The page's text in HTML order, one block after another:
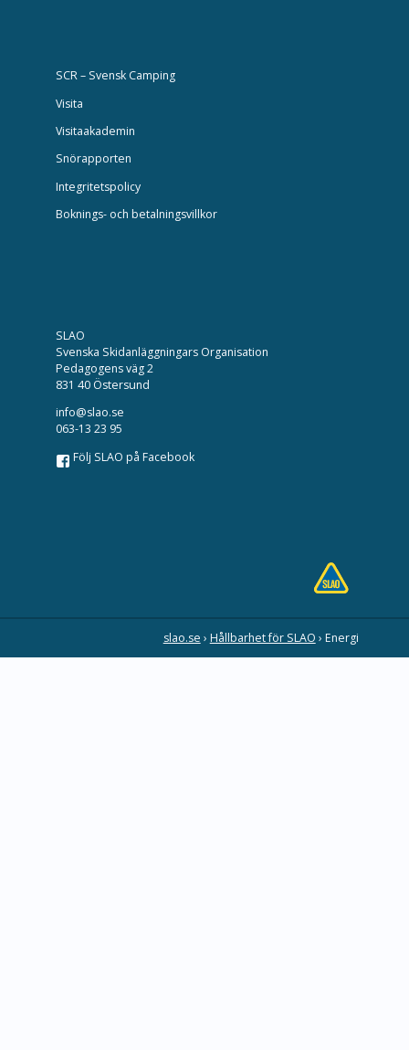
SCR – Svensk Camping
Visita
Visitaakademin
Snörapporten
Integritetspolicy
Boknings- och betalningsvillkor
SLAO
Svenska Skidanläggningars Organisation
Pedagogens väg 2
831 40 Östersund
info@slao.se
063-13 23 95
Följ SLAO på Facebook
slao.se › Hållbarhet för SLAO › Energi